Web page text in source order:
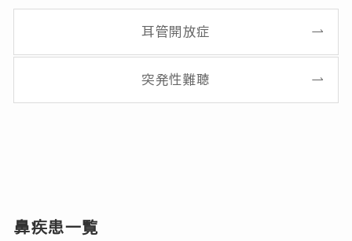
耳管開放症
突発性難聴
鼻疾患一覧